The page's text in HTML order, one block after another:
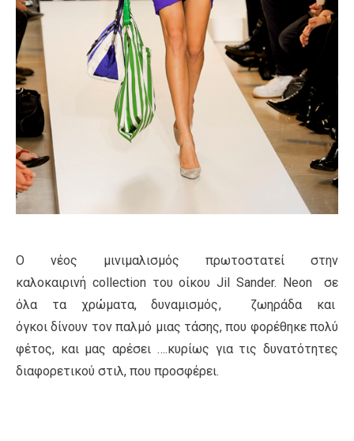
Ο νέος μινιμαλισμός πρωτοστατεί στην
καλοκαιρινή collection του oίκου Jil Sander. Neon σε
όλα τα χρώματα, δυναμισμός, ζωηράδα και
όγκοι δίνουν τον παλμό μιας τάσης, που φορέθηκε πολύ
φέτος, και μας αρέσει ….κυρίως για τις δυνατότητες
διαφορετικού στιλ, που προσφέρει.